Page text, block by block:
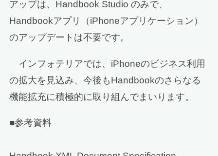
アップは、Handbook Studio のみで、
Handbookアプリ（iPhoneアプリケーション）
のアップデートは不要です。
インフォテリアでは、iPhoneのビジネス利用
の拡大を見込み、今後もHandbookのさらなる
機能拡充に積極的に取り組んでまいります。
■参考資料